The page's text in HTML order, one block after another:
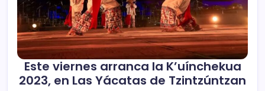
Este viernes arranca la K’uínchekua
2023, en Las Yácatas de Tzintzúntzan